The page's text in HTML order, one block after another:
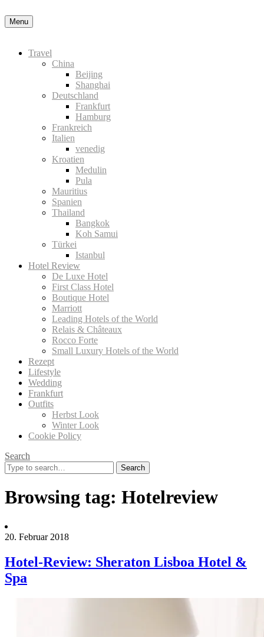
Menu
Travel
China
Beijing
Shanghai
Deutschland
Frankfurt
Hamburg
Frankreich
Italien
venedig
Kroatien
Medulin
Pula
Mauritius
Spanien
Thailand
Bangkok
Koh Samui
Türkei
Istanbul
Hotel Review
De Luxe Hotel
First Class Hotel
Boutique Hotel
Marriott
Leading Hotels of the World
Relais & Châteaux
Rocco Forte
Small Luxury Hotels of the World
Rezept
Lifestyle
Wedding
Frankfurt
Outfits
Herbst Look
Winter Look
Cookie Policy
Search
Search
for:
Browsing tag: Hotelreview
20. Februar 2018
Hotel-Review: Sheraton Lisboa Hotel &
Spa